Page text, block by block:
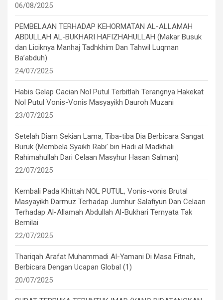
06/08/2025
PEMBELAAN TERHADAP KEHORMATAN AL-ALLAMAH
ABDULLAH AL-BUKHARI HAFIZHAHULLAH (Makar Busuk
dan Liciknya Manhaj Tadhkhim Dan Tahwil Luqman
Ba’abduh)
24/07/2025
Habis Gelap Cacian Nol Putul Terbitlah Terangnya Hakekat
Nol Putul Vonis-Vonis Masyayikh Dauroh Muzani
23/07/2025
Setelah Diam Sekian Lama, Tiba-tiba Dia Berbicara Sangat
Buruk (Membela Syaikh Rabi’ bin Hadi al Madkhali
Rahimahullah Dari Celaan Masyhur Hasan Salman)
22/07/2025
Kembali Pada Khittah NOL PUTUL, Vonis-vonis Brutal
Masyayikh Darmuz Terhadap Jumhur Salafiyun Dan Celaan
Terhadap Al-Allamah Abdullah Al-Bukhari Ternyata Tak
Bernilai
22/07/2025
Thariqah Arafat Muhammadi Al-Yamani Di Masa Fitnah,
Berbicara Dengan Ucapan Global (1)
20/07/2025